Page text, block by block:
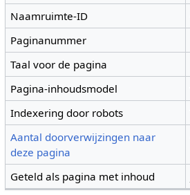
Naamruimte-ID
Paginanummer
Taal voor de pagina
Pagina-inhoudsmodel
Indexering door robots
Aantal doorverwijzingen naar
deze pagina
Geteld als pagina met inhoud